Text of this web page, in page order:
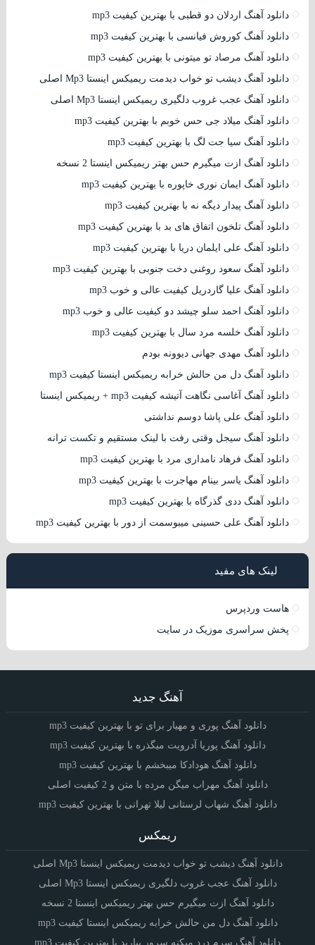
دانلود آهنگ اردلان دو قطبی با بهترین کیفیت mp3
دانلود آهنگ کوروش فیانسی با بهترین کیفیت mp3
دانلود آهنگ مرصاد تو میتونی با بهترین کیفیت mp3
دانلود آهنگ دیشب تو خواب دیدمت ریمیکس اینستا Mp3 اصلی
دانلود آهنگ عجب غروب دلگیری ریمیکس اینستا Mp3 اصلی
دانلود آهنگ میلاد جی حس خوبم با بهترین کیفیت mp3
دانلود آهنگ سیا جت لگ با بهترین کیفیت mp3
دانلود آهنگ ازت میگیرم حس بهتر ریمیکس اینستا 2 نسخه
دانلود آهنگ ایمان نوری خاپوره با بهترین کیفیت mp3
دانلود آهنگ پیدار دیگه نه با بهترین کیفیت mp3
دانلود آهنگ تلخون اتفاق های بد با بهترین کیفیت mp3
دانلود آهنگ علی ایلمان دریا با بهترین کیفیت mp3
دانلود آهنگ سعود روغنی دخت جنوبی با بهترین کیفیت mp3
دانلود آهنگ علیا گاردریل کیفیت عالی و خوب mp3
دانلود آهنگ احمد سلو چیشد دو کیفیت عالی و خوب mp3
دانلود آهنگ خلسه مرد سال با بهترین کیفیت mp3
دانلود آهنگ مهدی جهانی دیوونه بودم
دانلود آهنگ دل من حالش خرابه ریمیکس اینستا کیفیت mp3
دانلود آهنگ آغاسی نگاهت آتیشه کیفیت mp3 + ریمیکس اینستا
دانلود آهنگ علی پاشا دوسم نداشتی
دانلود آهنگ سیجل وقتی رفت با لینک مستقیم و تکست ترانه
دانلود آهنگ فرهاد نامداری مرد با بهترین کیفیت mp3
دانلود آهنگ یاسر بینام مهاجرت با بهترین کیفیت mp3
دانلود آهنگ ددی گذرگاه با بهترین کیفیت mp3
دانلود آهنگ علی حسینی میبوسمت از دور با بهترین کیفیت mp3
لینک های مفید
هاست وردپرس
پخش سراسری موزیک در سایت
آهنگ جدید
دانلود آهنگ پوری و مهیار برای تو با بهترین کیفیت mp3
دانلود آهنگ پوریا آدرویت میگذره با بهترین کیفیت mp3
دانلود آهنگ هودادکا میبخشم با بهترین کیفیت mp3
دانلود آهنگ مهراب میگن مرده با متن و 2 کیفیت اصلی
دانلود آهنگ شهاب لرستانی لیلا تهرانی با بهترین کیفیت mp3
ریمکس
دانلود آهنگ دیشب تو خواب دیدمت ریمیکس اینستا Mp3 اصلی
دانلود آهنگ عجب غروب دلگیری ریمیکس اینستا Mp3 اصلی
دانلود آهنگ ازت میگیرم حس بهتر ریمیکس اینستا 2 نسخه
دانلود آهنگ دل من حالش خرابه ریمیکس اینستا کیفیت mp3
دانلود آهنگ سرم درد میکنه سرور بیارید با بهترین کیفیت mp3